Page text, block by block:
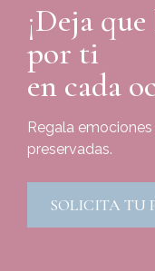
¡Deja
por ti
en cada
Regala
preservadas.
SOLICITA TU